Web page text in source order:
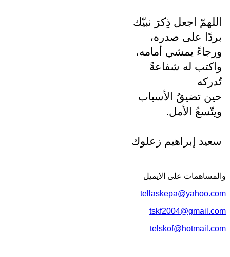
اللهمّ اجعل ذِكرَ نبيّك
بردًا على صدره،
ورجاءً يمشي أمامه،
واكتب له شفاعةً
تُدركه
حين تضيقُ الأسباب
ويتّسعُ الأمل.
سعيد إبراهيم زعلوك
والمساهمات علی الایمیل
tellaskepa@yahoo.com
tskf2004@gmail.com
telskof@hotmail.com